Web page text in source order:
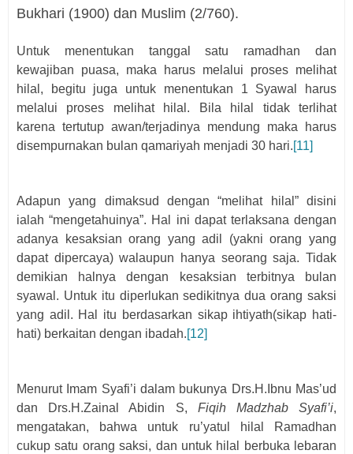
Bukhari (1900) dan Muslim (2/760).
Untuk menentukan tanggal satu ramadhan dan
kewajiban puasa, maka harus melalui proses melihat
hilal, begitu juga untuk menentukan 1 Syawal harus
melalui proses melihat hilal. Bila hilal tidak terlihat
karena tertutup awan/terjadinya mendung maka harus
disempurnakan bulan qamariyah menjadi 30 hari.[11]
Adapun yang dimaksud dengan “melihat hilal” disini
ialah “mengetahuinya”. Hal ini dapat terlaksana dengan
adanya kesaksian orang yang adil (yakni orang yang
dapat dipercaya) walaupun hanya seorang saja. Tidak
demikian halnya dengan kesaksian terbitnya bulan
syawal. Untuk itu diperlukan sedikitnya dua orang saksi
yang adil. Hal itu berdasarkan sikap ihtiyath(sikap hati-
hati) berkaitan dengan ibadah.[12]
Menurut Imam Syafi’i dalam bukunya Drs.H.Ibnu Mas’ud
dan Drs.H.Zainal Abidin S, Fiqih Madzhab Syafi’i,
mengatakan, bahwa untuk ru’yatul hilal Ramadhan
cukup satu orang saksi, dan untuk hilal berbuka lebaran